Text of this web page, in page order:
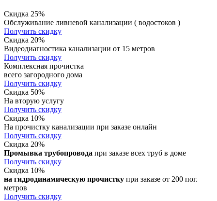
Скидка 25%
Обслуживание ливневой канализации ( водостоков )
Получить скидку
Скидка 20%
Видеодиагностика канализации от 15 метров
Получить скидку
Комплексная прочистка
всего загородного дома
Получить скидку
Скидка 50%
На вторую услугу
Получить скидку
Скидка 10%
На прочистку канализации при заказе онлайн
Получить скидку
Скидка 20%
Промывка трубопровода при заказе всех труб в доме
Получить скидку
Скидка 10%
на гидродинамическую прочистку при заказе от 200 пог.
метров
Получить скидку